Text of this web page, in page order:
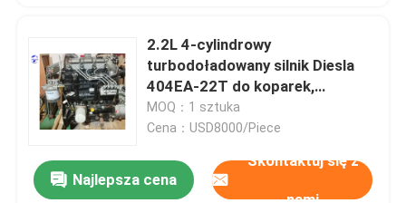
2.2L 4-cylindrowy
turbodoładowany silnik Diesla
404EA-22T do koparek,
ładowarek i ciągników
MOQ：1 sztuka
Cena：USD8000/Piece
Najlepsza cena
Skontaktuj się z
nami